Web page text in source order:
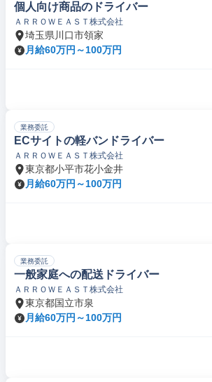
個人向け商品のドライバー
ＡＲＲＯＷＥＡＳＴ株式会社
埼玉県川口市領家
月給60万円～100万円
業務委託
ECサイトの軽バンドライバー
ＡＲＲＯＷＥＡＳＴ株式会社
東京都小平市花小金井
月給60万円～100万円
業務委託
一般家庭への配送ドライバー
ＡＲＲＯＷＥＡＳＴ株式会社
東京都国立市泉
月給60万円～100万円